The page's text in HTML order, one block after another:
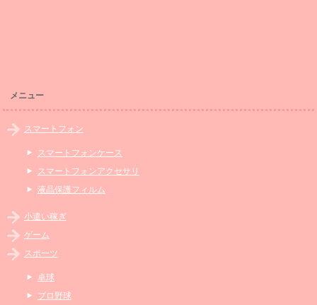
メニュー
スマートフォン
スマートフォンケース
スマートフォンアクセサリ
液晶保護フィルム
小遣い稼ぎ
ゲーム
スポーツ
卓球
プロ野球